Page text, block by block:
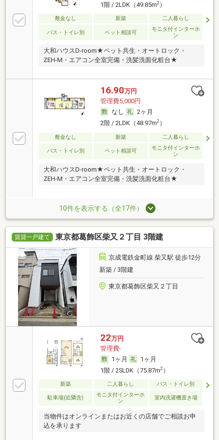
1階 / 2LDK（49.85m2）
敷金なし 新築 二人暮らし
バス・トイレ別 ペット相談可
モニタ付インターホ
ン
大和ハウスD-room★ペット共生・オートロック・
ZEH-M・エアコン全室完備・洗髪洗面化粧台★
16.90万円
管理費5,000円
なし
2ヶ月
2階 / 2LDK（48.97m2）
敷金なし 新築 二人暮らし
バス・トイレ別 ペット相談可
モニタ付インターホ
ン
大和ハウスD-room★ペット共生・オートロック・
ZEH-M・エアコン全室完備・洗髪洗面化粧台★
10件を表示する（全17件）
賃貸一戸建て 東京都葛飾区柴又２丁目 3階建
京成電鉄金町線 柴又駅 徒歩12分
新築 / 3階建
東京都葛飾区柴又２丁目
22万円
管理費-
1ヶ月
1ヶ月
1階 / 2SLDK（75.87m2）
新築 二人暮らし バス・トイレ別
駐車場(近隣含)
モニタ付インターホ
ン
室内洗濯機置き場
当物件はオンラインまたはお近くの店舗でご相談お申
込を承ります